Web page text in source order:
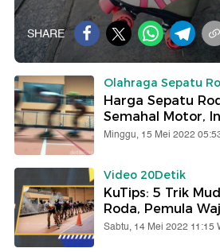
SHARE
Olahraga Sepatu
Harga Sepatu
Semahal Motor,
Minggu, 15 Mei 2022
Video 20Detik
KuTips: 5 Trik
Roda, Pemula
Sabtu, 14 Mei 2022 11:15